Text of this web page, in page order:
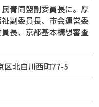
青同盟副委員長に。厚
副委員長、市会運営委
長、京都基本構想審査
北白川西町77-5